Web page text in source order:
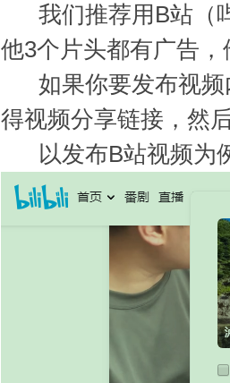
我们推荐用B站（
他3个片头都有广告
如果你要发布视频
得视频分享链接，然
以发布B站视频为